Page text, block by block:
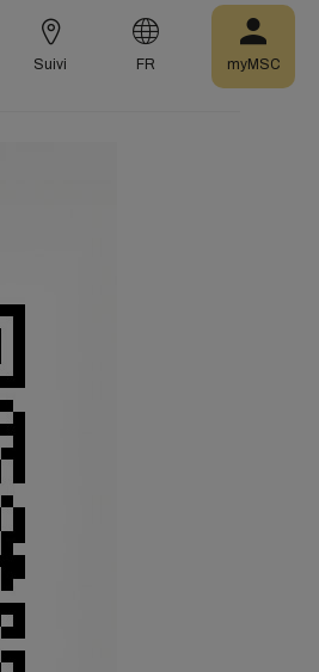
Suivi FR myMSC